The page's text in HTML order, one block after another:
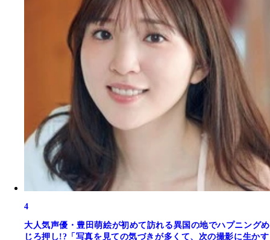
4
大人気声優・豊田萌絵が初めて訪れる異国の地でハプニングめ
じろ押し!?「写真を見ての気づきが多くて、次の撮影に生かす